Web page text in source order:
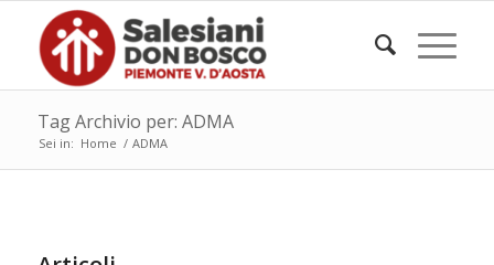
Tag Archivio per: ADMA
Sei in: Home / ADMA